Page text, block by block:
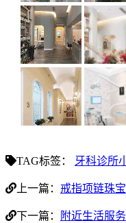
TAG标签： 牙科诊所
上一篇： 戒指项链珠
下一篇： 附近生活服